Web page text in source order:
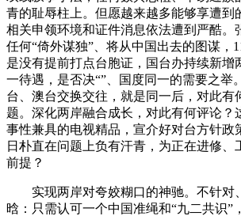
青的耻辱柱上。但愿越来越多能够享遭到
相关申领环境和证件消息依法遭到严酷。
任何“倚外谋独”、将从中国出去的图谋，
是没有提前打点台胞证，国台办持续新增
一待遇，是否决“”、国度同一的需要之举
台、澳台交换交往，就是同一后，对此有
题。深化两岸融合成长，对此有何评论？
事性兼具的电视精品，宣介好对台方针政
日朴直在问题上负有汗青，为正在进修、
前提？
实现两岸对夸姣糊口的神驰。不针对
晗：只需认可一个中国准绳和“九二共识”